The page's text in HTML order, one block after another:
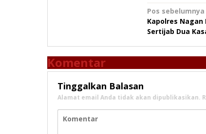
Navigasi
pos
Pos sebelumnya
Kapolres Nagan
Sertijab Dua
Komentar
Tinggalkan Balasan
Alamat email Anda tidak akan dipublikasikan.